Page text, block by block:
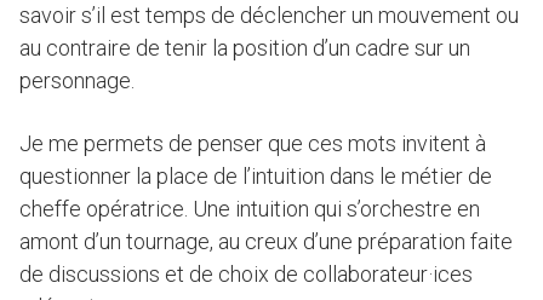
savoir s’il est temps de déclencher un mouvement ou
au contraire de tenir la position d’un cadre sur un
personnage.
Je me permets de penser que ces mots invitent à
questionner la place de l’intuition dans le métier de
cheffe opératrice. Une intuition qui s’orchestre en
amont d’un tournage, au creux d’une préparation faite
de discussions et de choix de collaborateur·ices